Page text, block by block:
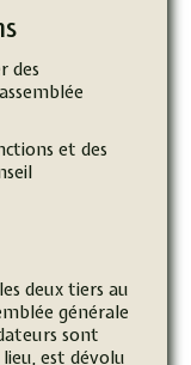
des
et des
deux tiers au
générale
sont
est dévolu